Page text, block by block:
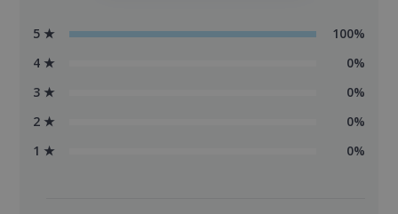
5 ★
100%
4 ★
0%
3 ★
0%
2 ★
0%
1 ★
0%